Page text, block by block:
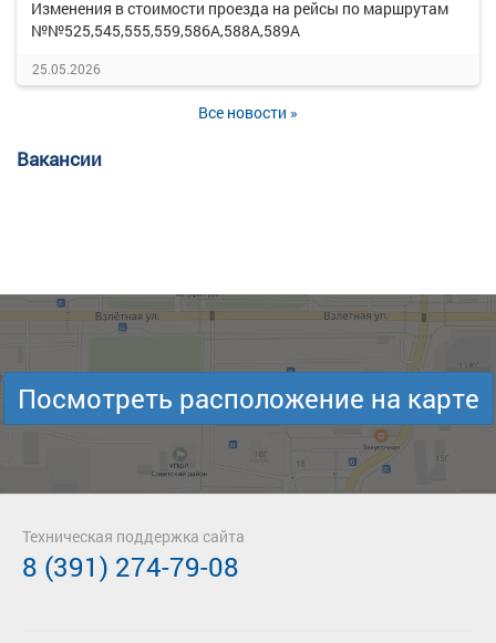
Изменения в стоимости проезда на рейсы по маршрутам
№№525,545,555,559,586А,588А,589А
25.05.2026
Все новости »
Вакансии
Посмотреть расположение на карте
Техническая поддержка сайта
8 (391) 274-79-08